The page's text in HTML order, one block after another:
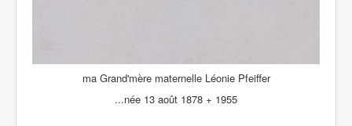
ma Grand'mère maternelle Léonie Pfeiffer
...née 13 août 1878 + 1955